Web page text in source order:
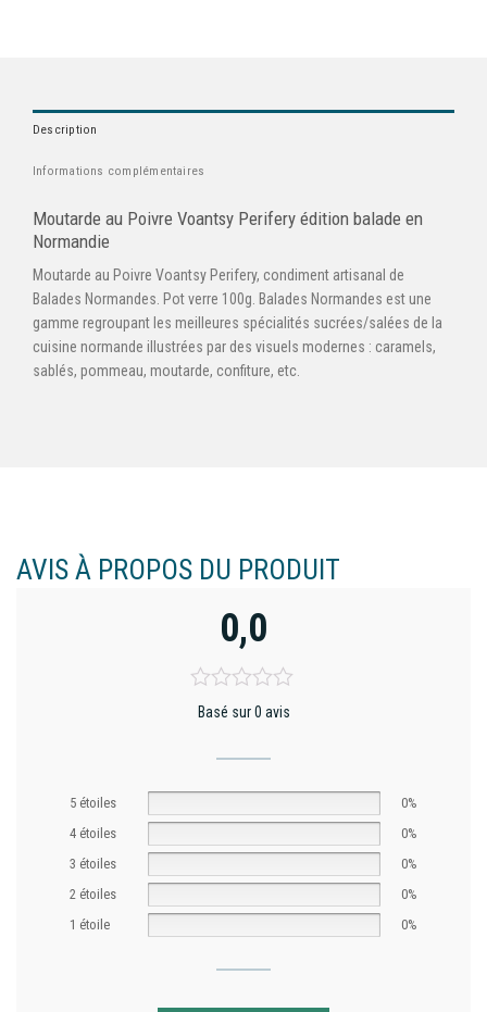
Description
Informations complémentaires
Moutarde au Poivre Voantsy Perifery édition balade en
Normandie
Moutarde au Poivre Voantsy Perifery, condiment artisanal de
Balades Normandes. Pot verre 100g. Balades Normandes est une
gamme regroupant les meilleures spécialités sucrées/salées de la
cuisine normande illustrées par des visuels modernes : caramels,
sablés, pommeau, moutarde, confiture, etc.
AVIS À PROPOS DU PRODUIT
0,0
Basé sur 0 avis
5 étoiles
0%
4 étoiles
0%
3 étoiles
0%
2 étoiles
0%
1 étoile
0%